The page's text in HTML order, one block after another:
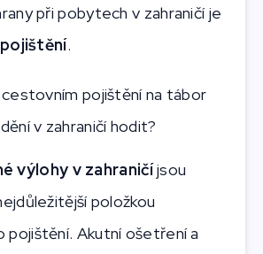
při pobytech v zahraničí je
.
pojištění na tábor
v zahraničí hodit?
výlohy v zahraničíjsou
položkou
pojištění. Akutní ošetření a